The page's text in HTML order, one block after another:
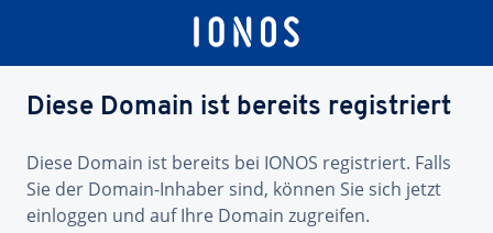
Diese Domain ist bereits registriert
Diese Domain ist bereits bei IONOS registriert. Falls
Sie der Domain-Inhaber sind, können Sie sich jetzt
einloggen und auf Ihre Domain zugreifen.